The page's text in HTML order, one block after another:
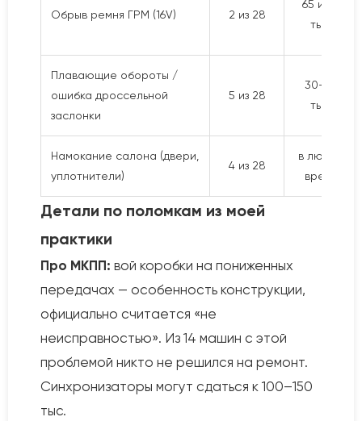
Обрыв ремня ГРМ (16V) 2 из 28
65 и 72
тыс.
Плавающие обороты /
ошибка дроссельной
заслонки
5 из 28
30–70
тыс.
Намокание салона (двери,
уплотнители)
4 из 28
в любое
время
Детали по поломкам из моей
практики
Про МКПП: вой коробки на пониженных
передачах — особенность конструкции,
официально считается «не
неисправностью». Из 14 машин с этой
проблемой никто не решился на ремонт.
Синхронизаторы могут сдаться к 100–150
тыс.